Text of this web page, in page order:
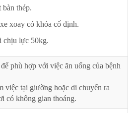
bàn thép.
xoay có khóa cố định.
chịu lực 50kg.
phù hợp với việc ăn uống của bệnh
việc tại giường hoặc di chuyển ra
có không gian thoáng.